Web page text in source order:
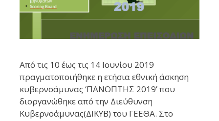
Από τις 10 έως τις 14 Ιουνίου 2019
πραγματοποιήθηκε η ετήσια εθνική άσκηση
κυβερνοάμυνας ‘ΠΑΝΟΠΤΗΣ 2019’ που
διοργανώθηκε από την Διεύθυνση
Κυβερνοάμυνας(ΔΙΚΥΒ) του ΓΕΕΘΑ. Στο